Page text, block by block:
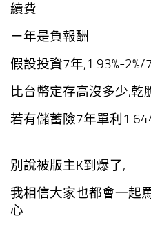
續費
ㄧ年是負報酬
假設投資7年,1.93%-2%/
比台幣定存高沒多少,乾
若有儲蓄險7年單利
別說被版主K到爆了,
我相信大家也都會一起
心